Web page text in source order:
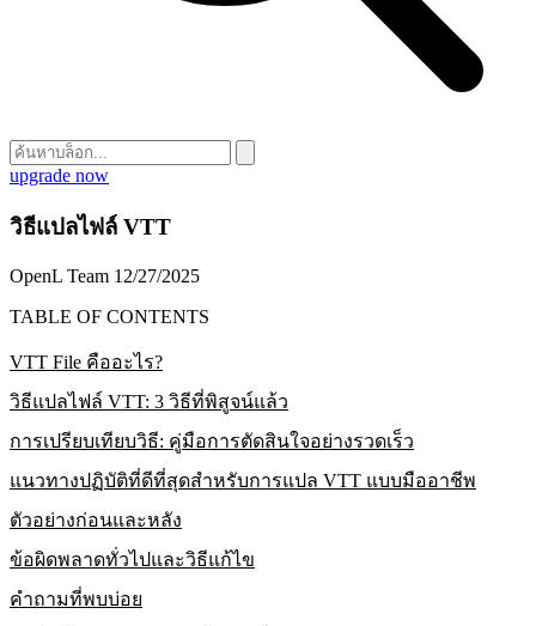
upgrade now
วิธีแปลไฟล์ VTT
OpenL Team 12/27/2025
TABLE OF CONTENTS
VTT File คืออะไร?
วิธีแปลไฟล์ VTT: 3 วิธีที่พิสูจน์แล้ว
การเปรียบเทียบวิธี: คู่มือการตัดสินใจอย่างรวดเร็ว
แนวทางปฏิบัติที่ดีที่สุดสำหรับการแปล VTT แบบมืออาชีพ
ตัวอย่างก่อนและหลัง
ข้อผิดพลาดทั่วไปและวิธีแก้ไข
คำถามที่พบบ่อย